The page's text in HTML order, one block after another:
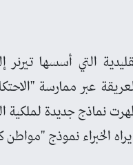
التي أسسها تيرنر
عبر ممارسة
نماذج جديدة
الخبراء نموذج "مواطن